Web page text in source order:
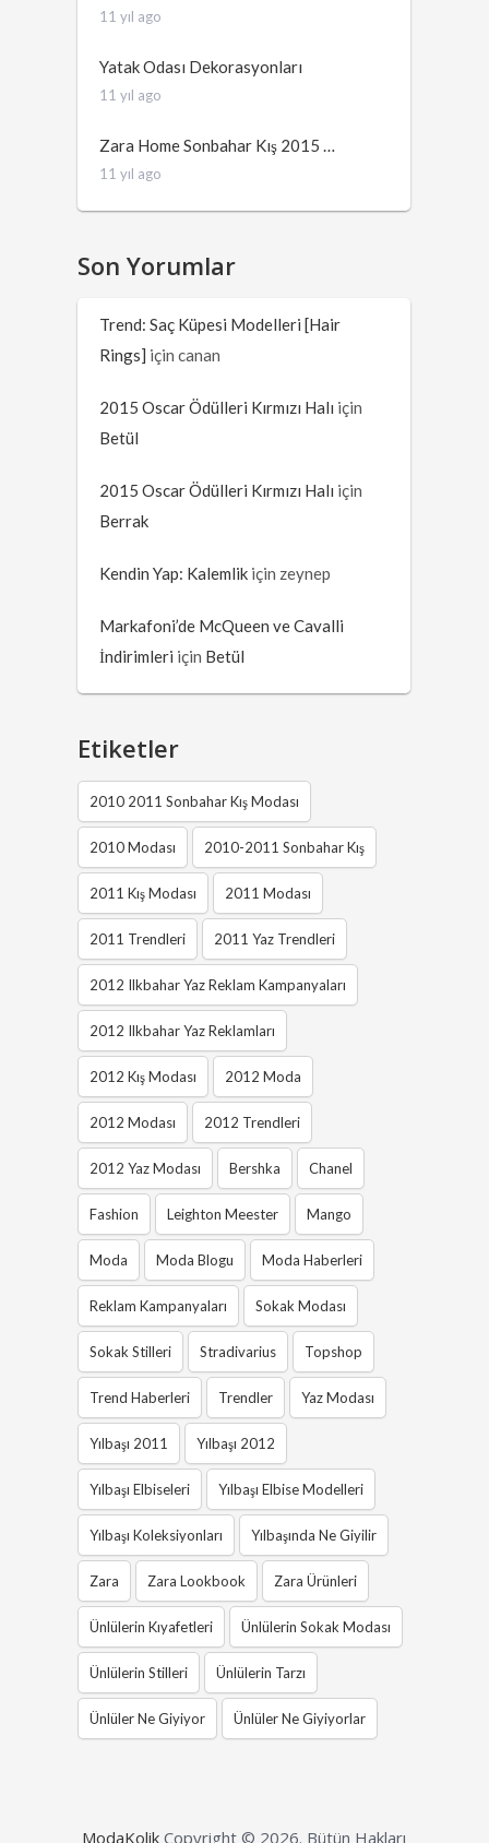
11 yıl ago
Yatak Odası Dekorasyonları
11 yıl ago
Zara Home Sonbahar Kış 2015 …
11 yıl ago
Son Yorumlar
Trend: Saç Küpesi Modelleri [Hair
Rings] içincanan
2015 Oscar Ödülleri Kırmızı Halı için
Betül
2015 Oscar Ödülleri Kırmızı Halı için
Berrak
Kendin Yap: Kalemlik için zeynep
Markafoni’de McQueen ve Cavalli
İndirimleri için Betül
Etiketler
2010 2011 Sonbahar Kış Modası
2010 Modası 2010-2011 Sonbahar Kış
2011 Kış Modası 2011 Modası
2011 Trendleri 2011 Yaz Trendleri
2012 Ilkbahar Yaz Reklam Kampanyaları
2012 Ilkbahar Yaz Reklamları
2012 Kış Modası 2012 Moda
2012 Modası 2012 Trendleri
2012 Yaz Modası Bershka Chanel
Fashion Leighton Meester Mango
Moda Moda Blogu Moda Haberleri
Reklam Kampanyaları Sokak Modası
Sokak Stilleri Stradivarius Topshop
Trend Haberleri Trendler Yaz Modası
Yılbaşı 2011 Yılbaşı 2012
Yılbaşı Elbiseleri Yılbaşı Elbise Modelleri
Yılbaşı Koleksiyonları Yılbaşında Ne Giyilir
Zara Zara Lookbook Zara Ürünleri
Ünlülerin Kıyafetleri Ünlülerin Sokak Modası
Ünlülerin Stilleri Ünlülerin Tarzı
Ünlüler Ne Giyiyor Ünlüler Ne Giyiyorlar
ModaKolik Copyright © 2026. Bütün Hakları